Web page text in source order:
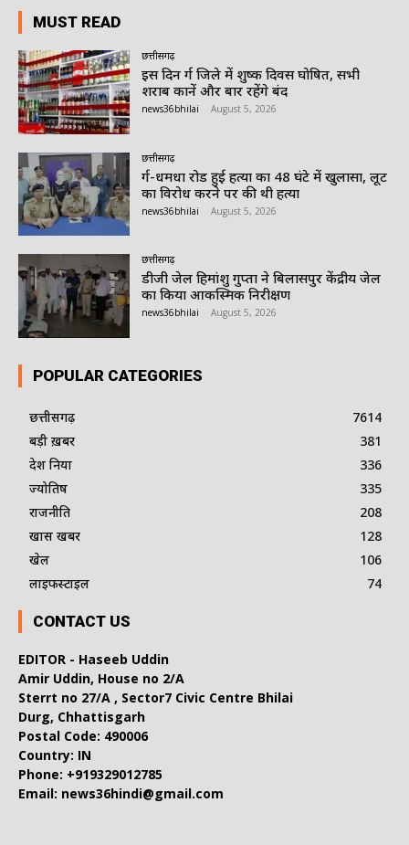
MUST READ
छत्तीसगढ़
इस दिन दुर्ग जिले में शुष्क दिवस घोषित, सभी
शराब दुकानें और बार रहेंगे बंद
news36bhilai August 5, 2026
छत्तीसगढ़
दुर्ग-धमधा रोड हुई हत्या का 48 घंटे में खुलासा, लूट
का विरोध करने पर की थी हत्या
news36bhilai August 5, 2026
छत्तीसगढ़
डीजी जेल हिमांशु गुप्ता ने बिलासपुर केंद्रीय जेल
का किया आकस्मिक निरीक्षण
news36bhilai August 5, 2026
POPULAR CATEGORIES
छत्तीसगढ़
7614
बड़ी ख़बर
381
देश दुनिया
336
ज्योतिष
335
राजनीति
208
खास खबर
128
खेल
106
लाइफस्टाइल
74
CONTACT US
EDITOR - Haseeb Uddin
Amir Uddin, House no 2/A
Sterrt no 27/A , Sector7 Civic Centre Bhilai
Durg, Chhattisgarh
Postal Code: 490006
Country: IN
Phone: +919329012785
Email: news36hindi@gmail.com